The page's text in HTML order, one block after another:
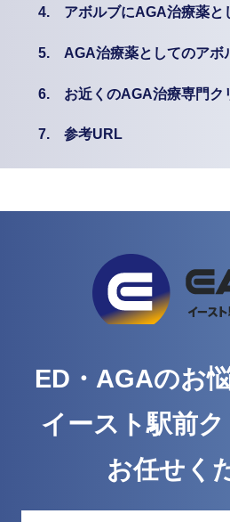
4. アボルブにAGA治療薬と
5. AGA治療薬としてのアボ
6. お近くのAGA治療専門ク
7. 参考URL
ED・AGAのお
イースト駅前
お任せく